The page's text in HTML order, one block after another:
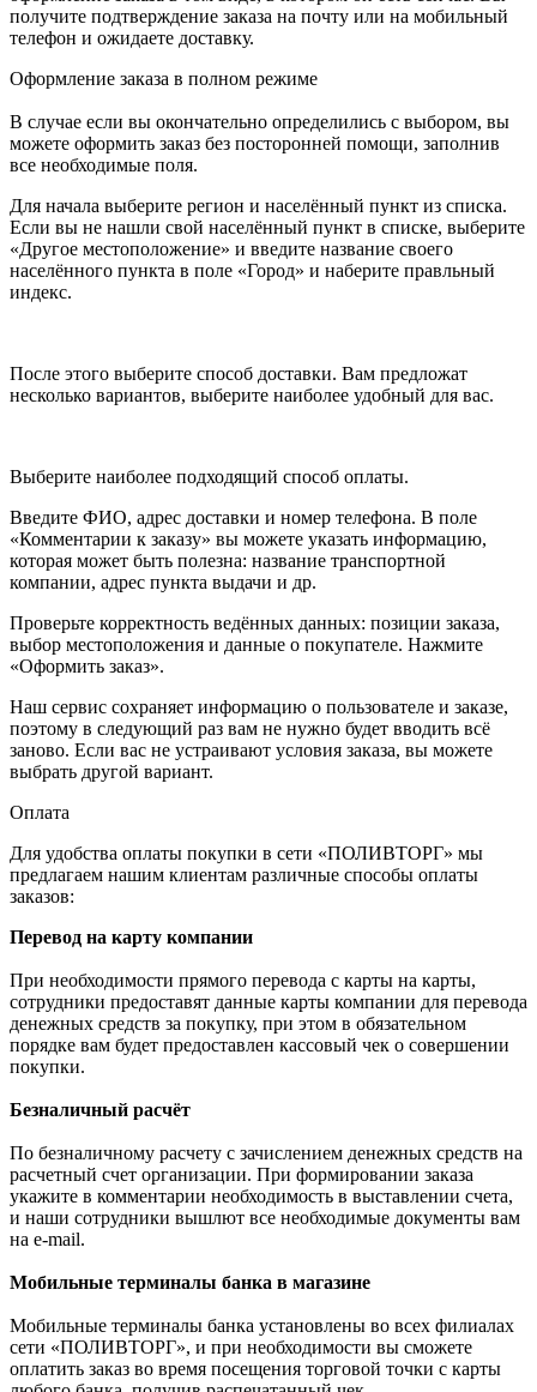
получите подтверждение заказа на почту или на мобильный
телефон и ожидаете доставку.
Оформление заказа в полном режиме
В случае если вы окончательно определились с выбором, вы
можете оформить заказ без посторонней помощи, заполнив
все необходимые поля.
Для начала выберите регион и населённый пункт из списка.
Если вы не нашли свой населённый пункт в списке, выберите
«Другое местоположение» и введите название своего
населённого пункта в поле «Город» и наберите правльный
индекс.
После этого выберите способ доставки. Вам предложат
несколько вариантов, выберите наиболее удобный для вас.
Выберите наиболее подходящий способ оплаты.
Введите ФИО, адрес доставки и номер телефона. В поле
«Комментарии к заказу» вы можете указать информацию,
которая может быть полезна: название транспортной
компании, адрес пункта выдачи и др.
Проверьте корректность ведённых данных: позиции заказа,
выбор местоположения и данные о покупателе. Нажмите
«Оформить заказ».
Наш сервис сохраняет информацию о пользователе и заказе,
поэтому в следующий раз вам не нужно будет вводить всё
заново. Если вас не устраивают условия заказа, вы можете
выбрать другой вариант.
Оплата
Для удобства оплаты покупки в сети «ПОЛИВТОРГ» мы
предлагаем нашим клиентам различные способы оплаты
заказов:
Перевод на карту компании
При необходимости прямого перевода с карты на карты,
сотрудники предоставят данные карты компании для перевода
денежных средств за покупку, при этом в обязательном
порядке вам будет предоставлен кассовый чек о совершении
покупки.
Безналичный расчёт
По безналичному расчету с зачислением денежных средств на
расчетный счет организации. При формировании заказа
укажите в комментарии необходимость в выставлении счета,
и наши сотрудники вышлют все необходимые документы вам
на e-mail.
Мобильные терминалы банка в магазине
Мобильные терминалы банка установлены во всех филиалах
сети «ПОЛИВТОРГ», и при необходимости вы сможете
оплатить заказ во время посещения торговой точки с карты